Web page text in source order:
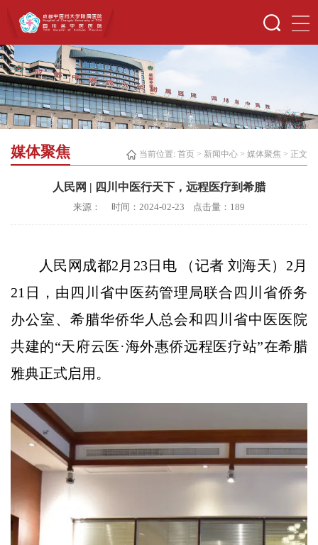
当前位置: 首页 > 新闻中心 > 媒体聚焦 > 正文
媒体聚焦
人民网 | 四川中医行天下，远程医疗到希腊
来源： 时间：2024-02-23 点击量： 189
人民网成都2月23日电 （记者 刘海天）2月
21日，由四川省中医药管理局联合四川省侨务
办公室、希腊华侨华人总会和四川省中医医院
共建的“天府云医·海外惠侨远程医疗站”在希腊
雅典正式启用。